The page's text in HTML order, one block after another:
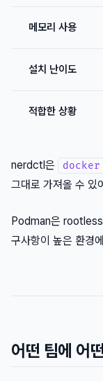
메모리 사용
설치 난이도
적합한 상황
nerdctl은
그대로 가져올 수
Podman은 rootless
구사항이 높은 환경
어떤 팀에 어